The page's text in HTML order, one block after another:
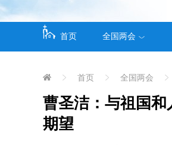
首页 全国两会
首页 全国两会
曹圣洁：与祖国
期望